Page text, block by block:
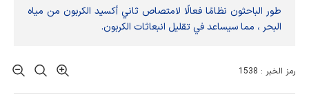
طور الباحثون نظامًا فعالًا لامتصاص ثاني أكسيد الكربون من مياه
البحر ، مما سيساعد في تقليل انبعاثات الكربون.
رمز الخبر : 1538